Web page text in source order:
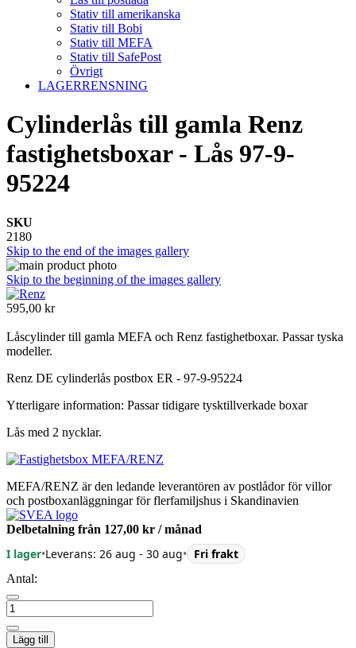
Stativ till amerikanska
Stativ till Bobi
Stativ till MEFA
Stativ till SafePost
Övrigt
LAGERRENSNING
Cylinderlås till gamla Renz
fastighetsboxar - Lås 97-9-
95224
SKU
2180
Skip to the end of the images gallery
Skip to the beginning of the images gallery
595,00 kr
Låscylinder till gamla MEFA och Renz fastighetboxar. Passar tyska
modeller.
Renz DE cylinderlås postbox ER - 97-9-95224
Ytterligare information: Passar tidigare tysktillverkade boxar
Lås med 2 nycklar.
MEFA/RENZ är den ledande leverantören av postlådor för villor
och postboxanläggningar för flerfamiljshus i Skandinavien
Delbetalning från 127,00 kr / månad
I lager•Leverans: 26 aug - 30 aug• Fri frakt
Antal:
Lägg till